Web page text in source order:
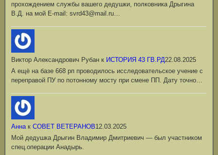
прохождением службы вашего дедушки, полковника Дрыгина
В.Д. на мой Е-mail: svrd43@mail.ru…
Виктор Александрович Рубан к ИСТОРИЯ 43 ГВ.РД22.08.2025
А ещё на базе 668 рп проводилось исследовательское учение с
переправой ПУ по потонному мосту при смене ПП. Дату точно…
Аннак СОВЕТ ВЕТЕРАНОВ12.03.2025
Мой дедушка Дрыгин Владимир Дмитриевич — был участником
спец.операции Анадырь.